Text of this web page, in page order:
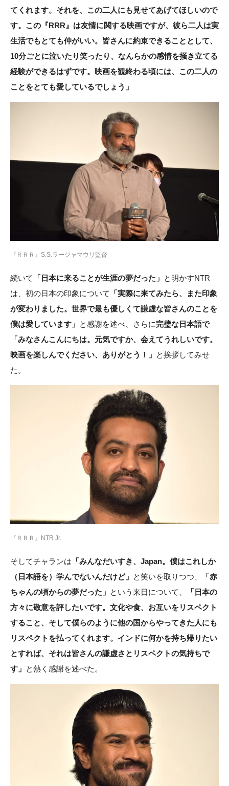
てくれます。それを、この二人にも見せてあげてほしいので
す。 この『RRR』は友情に関する映画ですが、彼ら二人は実
生活でもとても仲がいい。皆さんに約束できることとして、
10分ごとに泣いたり笑ったり、なんらかの感情を掻き立てる
経験ができるはずです。映画を観終わる頃には、この二人の
ことをとても愛しているでしょう」
『ＲＲＲ』S.S.ラージャマウリ監督
続いて 「日本に来ることが生涯の夢だった」 と明かすNTR
は、初の日本の印象について
「実際に来てみたら、また印象
が変わりました。世界で最も優しくて謙虚な皆さんのことを
僕は愛しています」 と感謝を述べ、さらに完璧な日本語で
「みなさんこんにちは。元気ですか、会えてうれしいです。
映画を楽しんでください、ありがとう！」 と挨拶してみせ
た。
『ＲＲＲ』NTR Jr.
そしてチャランは 「みんなだいすき、Japan。僕はこれしか
（日本語を）学んでないんだけど」 と笑いを取りつつ、
「赤
ちゃんの頃からの夢だった」 という来日について、
「日本の
方々に敬意を評したいです。文化や食、お互いをリスペクト
すること、そして僕らのように他の国からやってきた人にも
リスペクトを払ってくれます。インドに何かを持ち帰りたい
とすれば、それは皆さんの謙虚さとリスペクトの気持ちで
す」 と熱く感謝を述べた。